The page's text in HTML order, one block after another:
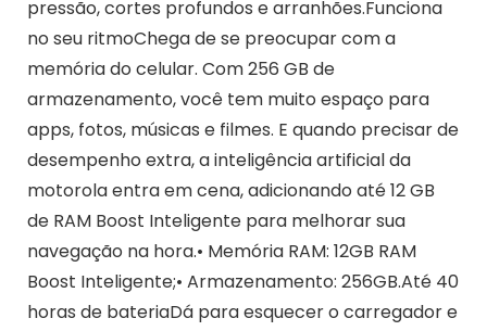
pressão, cortes profundos e arranhões.Funciona
no seu ritmoChega de se preocupar com a
memória do celular. Com 256 GB de
armazenamento, você tem muito espaço para
apps, fotos, músicas e filmes. E quando precisar de
desempenho extra, a inteligência artificial da
motorola entra em cena, adicionando até 12 GB
de RAM Boost Inteligente para melhorar sua
navegação na hora.• Memória RAM: 12GB RAM
Boost Inteligente;• Armazenamento: 256GB.Até 40
horas de bateriaDá para esquecer o carregador e